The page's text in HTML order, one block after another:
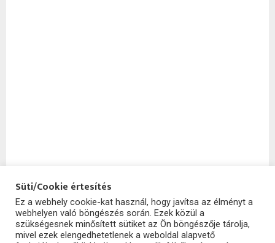
Süti/Cookie értesítés
Ez a webhely cookie-kat használ, hogy javítsa az élményt a
webhelyen való böngészés során. Ezek közül a
szükségesnek minősített sütiket az Ön böngészője tárolja,
mivel ezek elengedhetetlenek a weboldal alapvető